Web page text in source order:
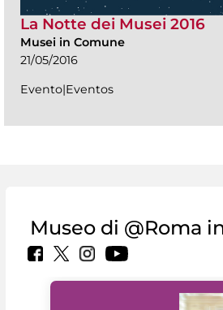
La Notte dei Musei 2016
Musei in Comune
21/05/2016
Evento|Eventos
Museo di @Roma